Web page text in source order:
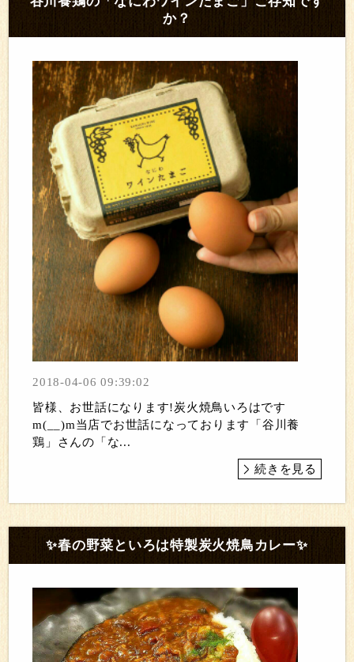
か？
2018-04-06 09:39:02
皆様、お世話になります!炭火焼鳥いろはです
m(__)m当店でお世話になっております「谷川養
鶏」さんの「な...
続きを見る
✨春の野菜といろは特製炭火焼鳥カレー✨